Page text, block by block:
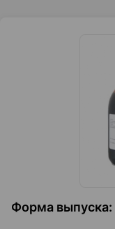
Форма выпуска: